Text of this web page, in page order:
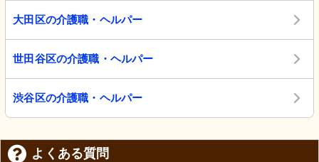
大田区の介護職・ヘルパー
世田谷区の介護職・ヘルパー
渋谷区の介護職・ヘルパー
よくある質問